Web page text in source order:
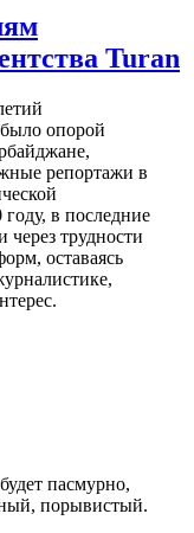
Turan
опорой
репортажи в
в последние
трудности
оставаясь
пасмурно,
порывистый.